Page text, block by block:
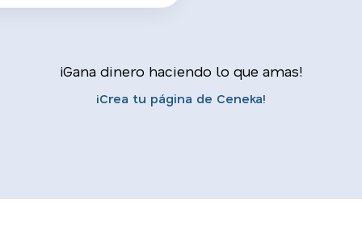
¡Gana dinero haciendo lo que amas!
¡Crea tu página de Ceneka!